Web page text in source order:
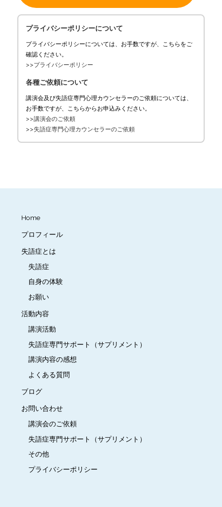
プライバシーポリシーについて
プライバシーポリシーについては、お手数ですが、こちらをご
確認ください。
>>プライバシーポリシー
各種ご依頼について
講演会及び失語症専門心理カウンセラーのご依頼については、
お手数ですが、こちらからお申込みください。
>>講演会のご依頼
>>失語症専門心理カウンセラーのご依頼
Home
プロフィール
失語症とは
失語症
自身の体験
お願い
活動内容
講演活動
失語症専門サポート（サプリメント）
講演内容の感想
よくある質問
ブログ
お問い合わせ
講演会のご依頼
失語症専門サポート（サプリメント）
その他
プライバシーポリシー